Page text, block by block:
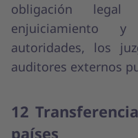
obligación
enjuiciamiento
autoridades, los
auditores externos
12
países